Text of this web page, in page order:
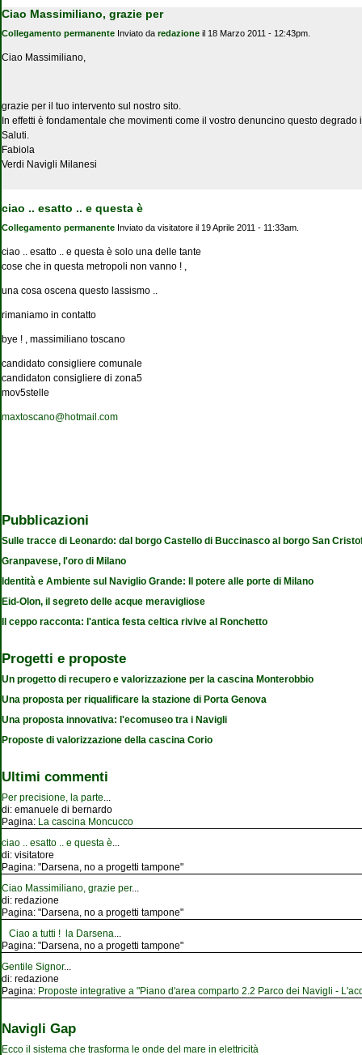
Ciao Massimiliano, grazie per
Collegamento permanente Inviato da redazione il 18 Marzo 2011 - 12:43pm.
Ciao Massimiliano,
grazie per il tuo intervento sul nostro sito.
In effetti è fondamentale che movimenti come il vostro denuncino questo
Saluti.
Fabiola
Verdi Navigli Milanesi
ciao .. esatto .. e questa è
Collegamento permanente Inviato da visitatore il 19 Aprile 2011 - 11:33am.
ciao .. esatto .. e questa è solo una delle tante
cose che in questa metropoli non vanno ! ,
una cosa oscena questo lassismo ..
rimaniamo in contatto
bye ! , massimiliano toscano
candidato consigliere comunale
candidaton consigliere di zona5
mov5stelle
maxtoscano@hotmail.com
Pubblicazioni
Sulle tracce di Leonardo: dal borgo Castello di Buccinasco al borgo San
Granpavese, l'oro di Milano
Identità e Ambiente sul Naviglio Grande: Il potere alle porte di Milano
Eid-Olon, il segreto delle acque meravigliose
Il ceppo racconta: l'antica festa celtica rivive al Ronchetto
Progetti e proposte
Un progetto di recupero e valorizzazione per la cascina Monterobbio
Una proposta per riqualificare la stazione di Porta Genova
Una proposta innovativa: l'ecomuseo tra i Navigli
Proposte di valorizzazione della cascina Corio
Ultimi commenti
Per precisione, la parte
di: emanuele di bernardo
Pagina: La cascina Moncucco
ciao .. esatto .. e questa è
di: visitatore
Pagina: "Darsena, no a progetti tampone"
Ciao Massimiliano, grazie per...
di: redazione
Pagina: "Darsena, no a progetti tampone"
Ciao a tutti ! la Darsena
Pagina: "Darsena, no a progetti tampone"
Gentile Signor...
di: redazione
Pagina: Proposte integrative a "Piano d'area comparto 2.2 Parco dei Navigli -
Navigli Gap
Ecco il sistema che trasforma le onde del mare in elettricità